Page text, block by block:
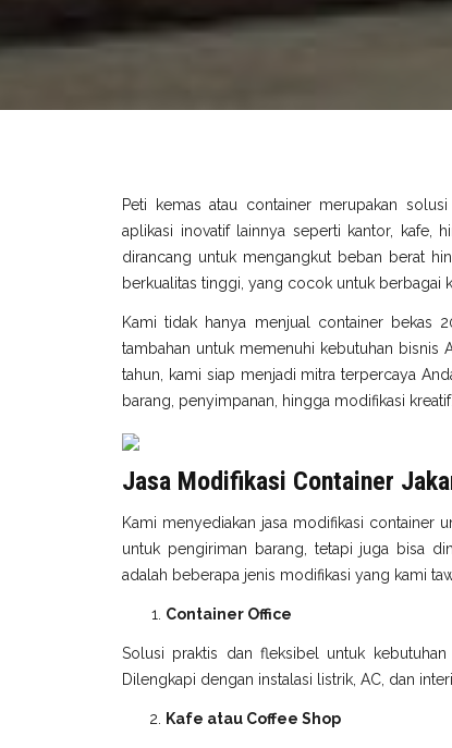
Peti kemas atau container merupakan
aplikasi inovatif lainnya seperti kantor, kafe,
dirancang untuk mengangkut beban berat
berkualitas tinggi, yang cocok untuk berbagai
Kami tidak hanya menjual container bekas
tambahan untuk memenuhi kebutuhan bisnis
tahun, kami siap menjadi mitra terpercaya
barang, penyimpanan, hingga modifikasi kreatif.
Jasa Modifikasi Container
Kami menyediakan jasa modifikasi container
untuk pengiriman barang, tetapi juga bisa
adalah beberapa jenis modifikasi yang kami
Container Office
Solusi praktis dan fleksibel untuk
Dilengkapi dengan instalasi listrik, AC, dan
Kafe atau Coffee Shop